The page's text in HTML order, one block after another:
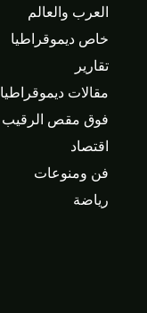
العرب والعالم
خاص ديموقراطيا
تقارير
مقالات ديموقراطيا
فوق مقص الرقيب
اقتصاد
فن ومنوعات
رياضة